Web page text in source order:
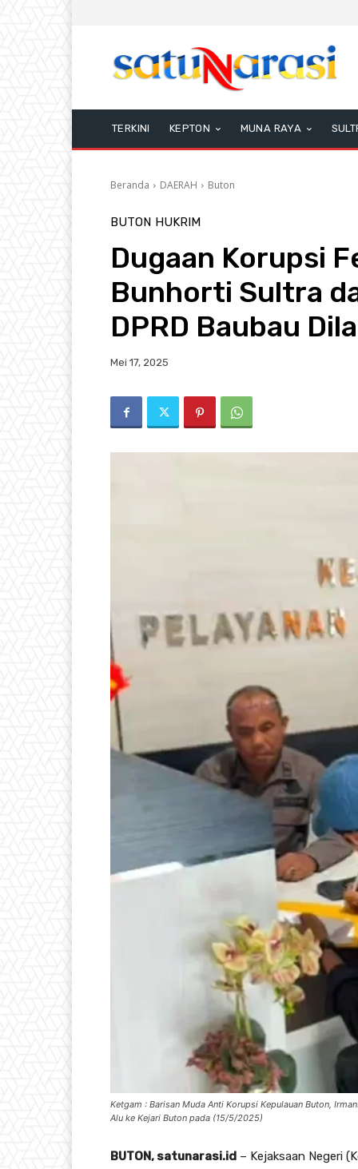
TERKINI KEPTON MUNA RAYA
Beranda DAERAH Buton
BUTON HUKRIM
Dugaan Korupsi
Bunhorti Sultra
DPRD Baubau
Mei 17, 2025
Ketgam : Barisan Muda Anti Korupsi Kepulauan Buton,
Alu ke Kejari Buton pada (15/5/2025)
BUTON, satunarasi.id – Kejaksaan Negeri